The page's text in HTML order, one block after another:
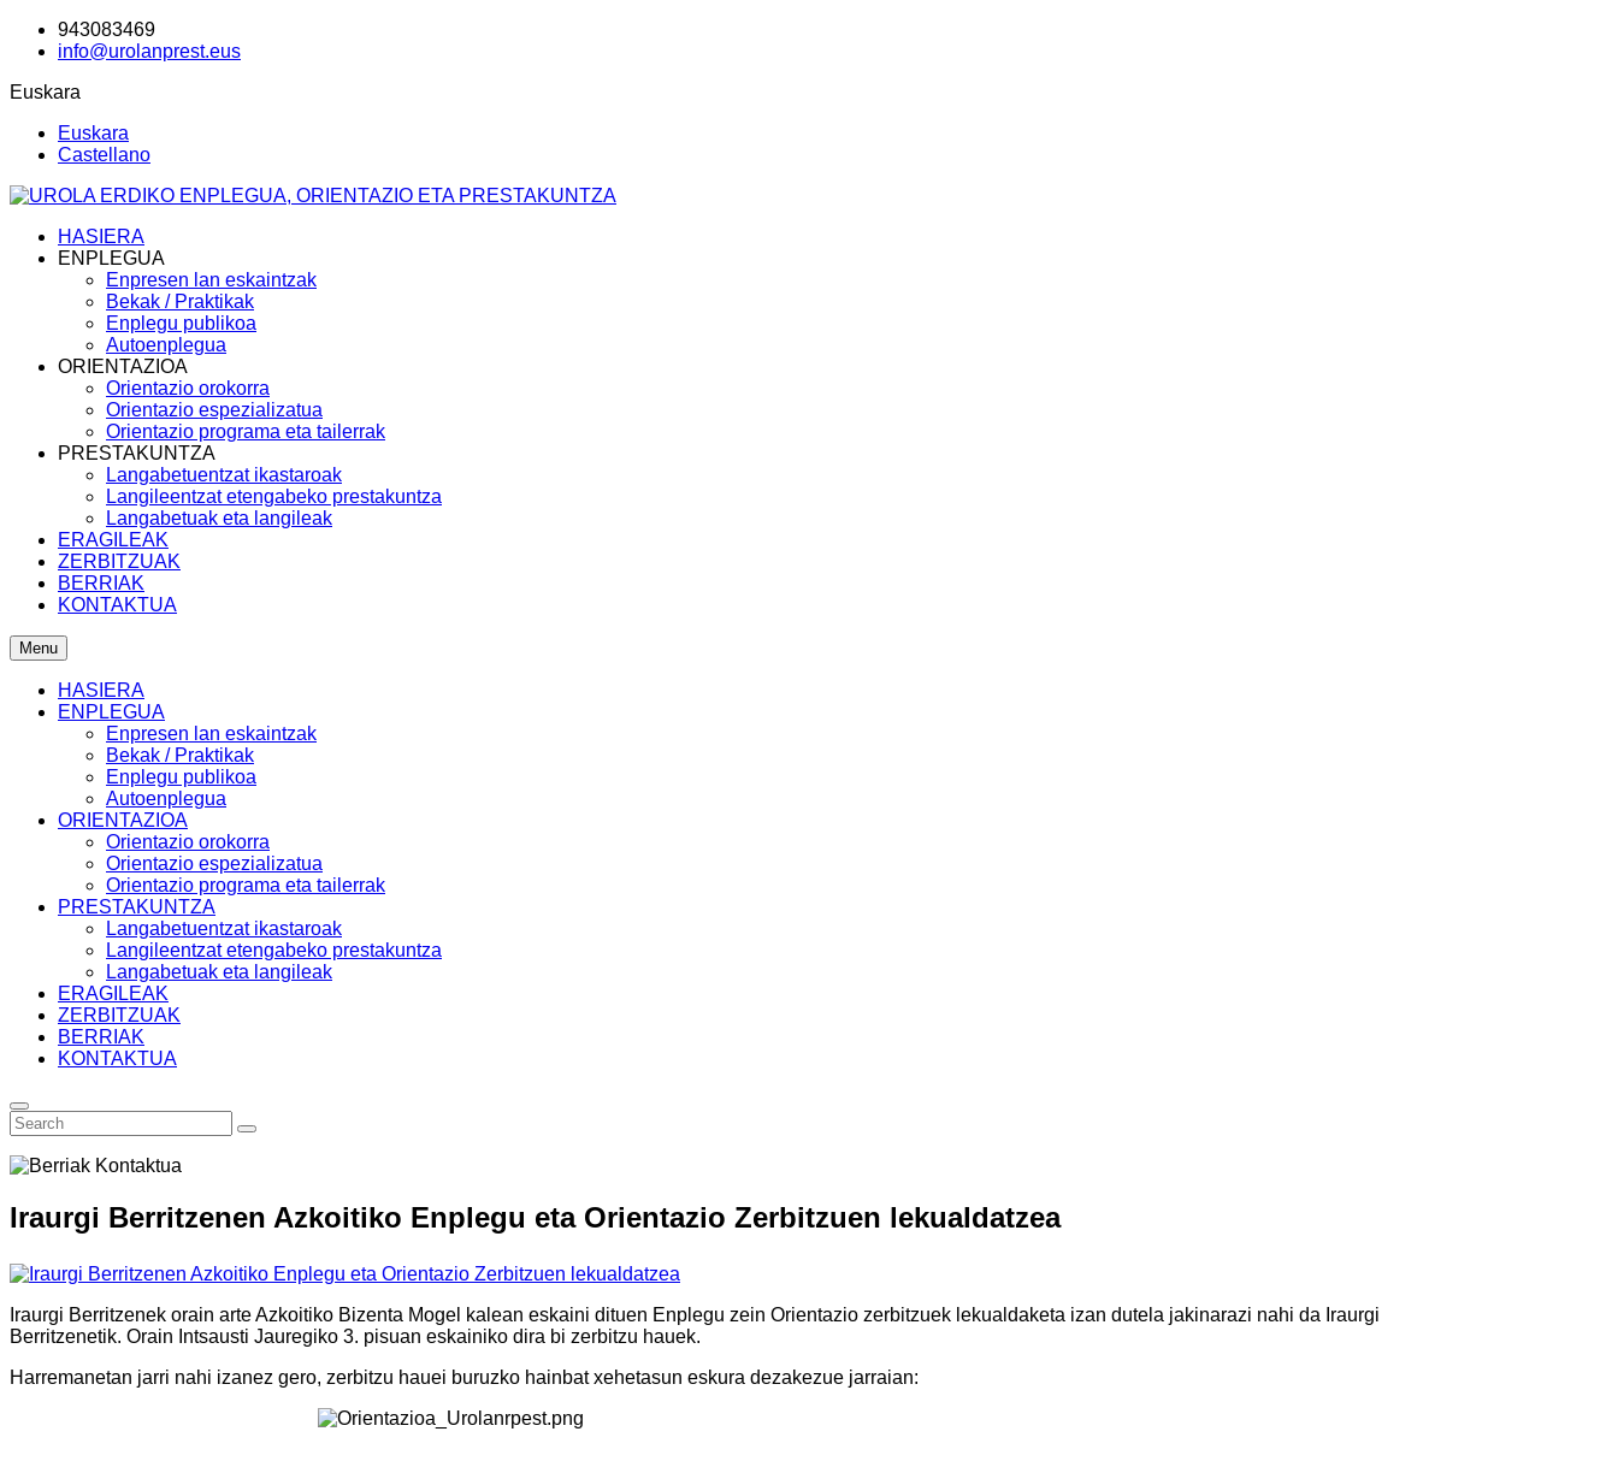
943083469
info@urolanprest.eus
Euskara
Euskara
Castellano
HASIERA
ENPLEGUA
Enpresen lan eskaintzak
Bekak / Praktikak
Enplegu publikoa
Autoenplegua
ORIENTAZIOA
Orientazio orokorra
Orientazio espezializatua
Orientazio programa eta tailerrak
PRESTAKUNTZA
Langabetuentzat ikastaroak
Langileentzat etengabeko prestakuntza
Langabetuak eta langileak
ERAGILEAK
ZERBITZUAK
BERRIAK
KONTAKTUA
Menu
HASIERA
ENPLEGUA
Enpresen lan eskaintzak
Bekak / Praktikak
Enplegu publikoa
Autoenplegua
ORIENTAZIOA
Orientazio orokorra
Orientazio espezializatua
Orientazio programa eta tailerrak
PRESTAKUNTZA
Langabetuentzat ikastaroak
Langileentzat etengabeko prestakuntza
Langabetuak eta langileak
ERAGILEAK
ZERBITZUAK
BERRIAK
KONTAKTUA
Iraurgi Berritzenen Azkoitiko Enplegu eta Orientazio Zerbitzuen lekualdatzea
Iraurgi Berritzenek orain arte Azkoitiko Bizenta Mogel kalean eskaini dituen Enplegu zein Orientazio zerbitzuek lekualdaketa izan dutela jakinarazi nahi da Iraurgi
Berritzenetik. Orain Intsausti Jauregiko 3. pisuan eskainiko dira bi zerbitzu hauek.
Harremanetan jarri nahi izanez gero, zerbitzu hauei buruzko hainbat xehetasun eskura dezakezue jarraian: